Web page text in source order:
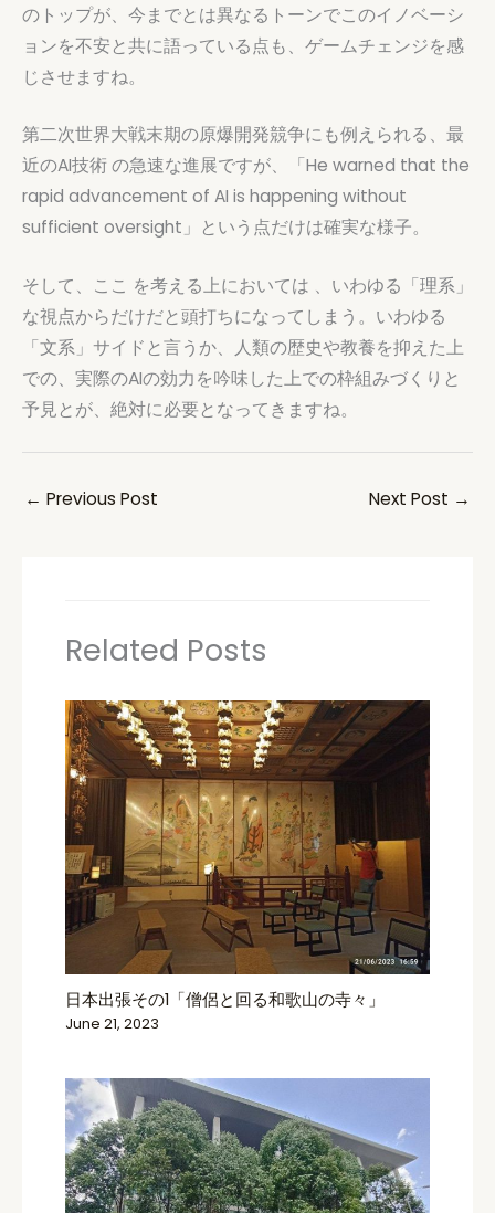
のトップが、今までとは異なるトーンでこのイノベーシ
ョンを不安と共に語っている点も、ゲームチェンジを感
じさせますね。
第二次世界大戦末期の原爆開発競争にも例えられる、最
近のAI技術 の急速な進展ですが、「He warned that the
rapid advancement of AI is happening without
sufficient oversight」という点だけは確実な様子。
そして、ここ を考える上においては 、いわゆる「理系」
な視点からだけだと頭打ちになってしまう。いわゆる
「文系」サイドと言うか、人類の歴史や教養を抑えた上
での、実際のAIの効力を吟味した上での枠組みづくりと
予見とが、絶対に必要となってきますね。
← Previous Post Next Post →
Related Posts
日本出張その1「僧侶と回る和歌山の寺々」
June 21, 2023